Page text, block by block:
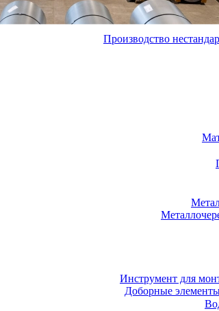
Производство
Инструмент для
Доборные